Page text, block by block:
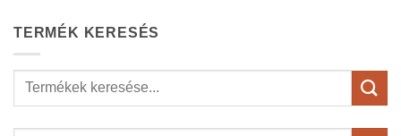
TERMÉK KERESÉS
Keresés